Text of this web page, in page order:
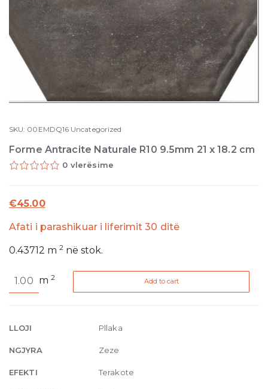
SKU: 00EMDQ16 Uncategorized
Forme Antracite Naturale R10 9.5mm 21 x 18.2 cm
0 vlerësime
€45.00
Afati i parashikuar i liferimit 30 ditë
0.43712 m2 në stok.
Antracite
9.5mm
x
18.2
m2 Add to cart
LLOJI Pllaka
NGJYRA Zeze
EFEKTI Terakote